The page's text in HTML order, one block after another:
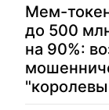
Мем-
до 500
на 90%: